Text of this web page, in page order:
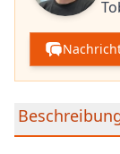
Detaillierte